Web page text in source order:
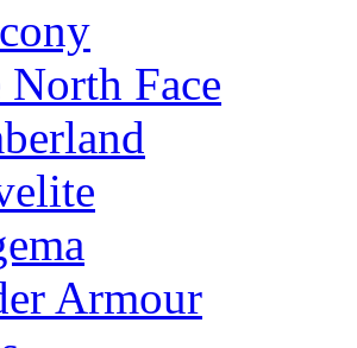
North Face
Armour